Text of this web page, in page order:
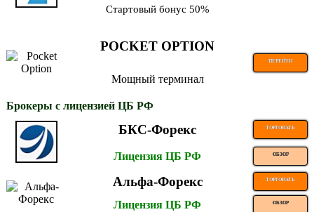
Стартовый бонус 50%
POCKET OPTION
ПЕРЕЙТИ
Мощный терминал
Брокеры с лицензией ЦБ РФ
БКС-Форекс ТОРГОВАТЬ
Лицензия ЦБ РФ ОБЗОР
Альфа-Форекс ТОРГОВАТЬ
Лицензия ЦБ РФ ОБЗОР